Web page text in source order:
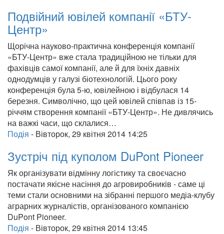
Подвійний ювілей компанії «БТУ-
Центр»
Щорічна науково-практична конференція компанії
«БТУ-Центр» вже стала традиційною не тільки для
фахівців самої компанії, але й для їхніх давніх
однодумців у галузі біотехнологій. Цього року
конференція була 5-ю, ювілейною і відбулася 14
березня. Символічно, що цей ювілей співпав із 15-
річчям створення компанії «БТУ-Центр». Не дивлячись
на важкі часи, що склалися…
Подія - Вівторок, 29 квітня 2014 14:25
Зустріч під куполом DuPont Pioneer
Як організувати відмінну логістику та своєчасно
постачати якісне насіння до агровиробників - саме ці
теми стали основними на зібранні першого медіа-клубу
аграрних журналістів, організованого компанією
DuPont Pioneer.
Подія - Вівторок, 29 квітня 2014 13:45